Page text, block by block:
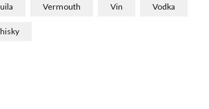
Vermouth Vin Vodka